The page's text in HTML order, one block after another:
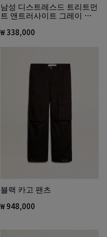
남성 디스트레스드 트리트먼
트 앤트러사이트 그레이 티
₩ 338,000
블랙 카고 팬츠
₩ 948,000